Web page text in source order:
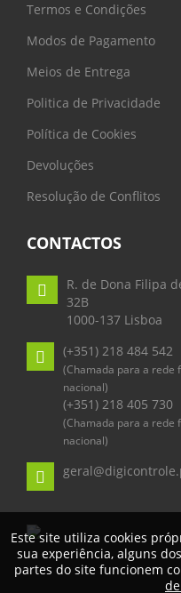
Termos e Condições
Modos de Pagamento
Meios de Entrega
Politica de Privacidade
Política de Cookies
Devoluções
Resolução de Conflitos
CONTACTOS
R. de Dona Filipa
32B
1000-137 Lisboa
(+351) 218 484 542
(Chamada para a rede
nacional)
(+351) 218 405 730
(Chamada para a rede
nacional)
Este site utiliza cookies
sua experiência, alguns
partes do site funcionem